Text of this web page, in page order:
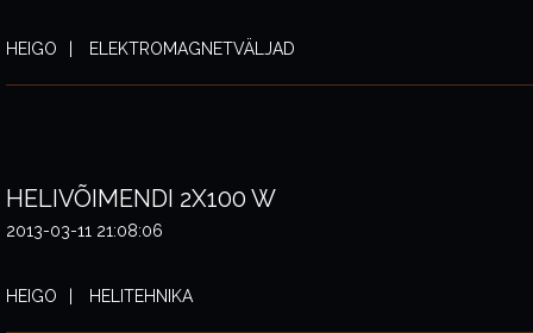
HEIGO ELEKTROMAGNETVÄLJAD
HELIVÕIMENDI 2X100 W
2013-03-11 21:08:06
HEIGO HELITEHNIKA